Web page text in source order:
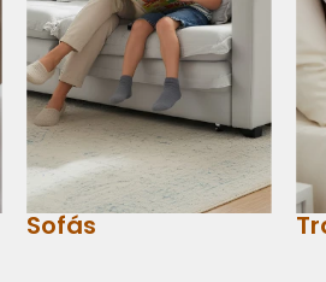
Sofás